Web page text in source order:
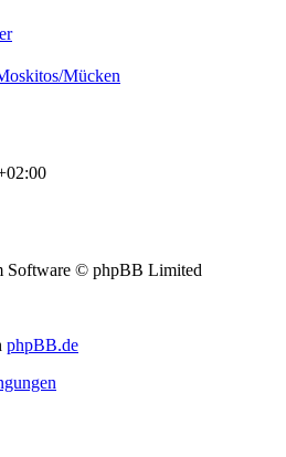
Mücken
Software © phpBB Limited
phpBB.de